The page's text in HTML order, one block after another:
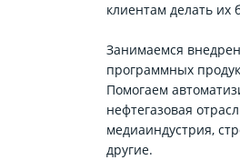
клиентам делать их
Занимаемся
программных
Помогаем
нефтегазовая
медиаиндустрия,
другие.